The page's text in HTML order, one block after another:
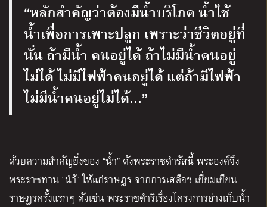
“หลักสำคัญว่าต้องมีน้ำบริโภค น้ำใช้
น้ำเพื่อการเพาะปลูก เพราะว่าชีวิตอยู่ที่
นั่น ถ้ามีน้ำ คนอยู่ได้ ถ้าไม่มีน้ำคนอยู่
ไม่ได้ ไม่มีไฟฟ้าคนอยู่ได้ แต่ถ้ามีไฟฟ้า
ไม่มีน้ำคนอยู่ไม่ได้…”
ด้วยความสำคัญยิ่งของ “น้ำ” ดังพระราชดำรัสนี้ พระองค์จึง
พระราชทาน “นำ้” ให้แก่ราษฎร จากการเสด็จฯ เยี่ยมเยียน
ราษฎรครั้งแรกๆ ดังเช่น พระราชดำริเรื่องโครงการอ่างเก็บน้ำ